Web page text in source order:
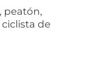
peatón,
de